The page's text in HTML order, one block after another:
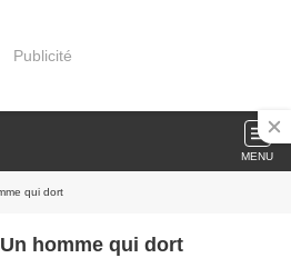
Publicité
MENU
qui dort
homme qui dort